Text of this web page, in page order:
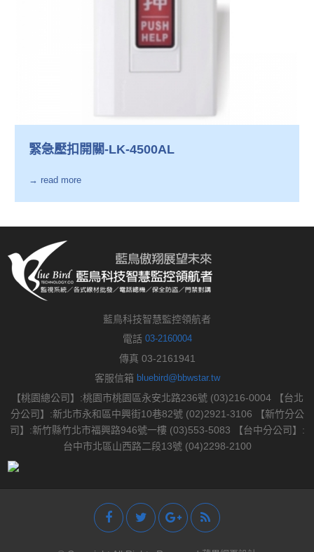
緊急壓扣開關-LK-4500AL
→ read more
藍鳥科技智慧監控領航者
電話 03-2160004
傳真 03-2161941
客服信箱 bluebird@bbwstar.tw
【桃園總公司】:桃園市桃園區永安北路236號 (03)216-0004 【台北
分公司】:新北市永和區中興街10巷82號 (02)2921-3106 【新竹分公
司】:新竹縣竹北市福興路946號一樓 (03)553-5083 【台中分公司】:
台中市北區山西路二段13號 (04)2298-2100